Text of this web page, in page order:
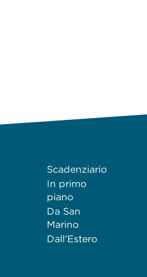
Scadenziario
In primo
piano
Da San
Marino
Dall’Estero